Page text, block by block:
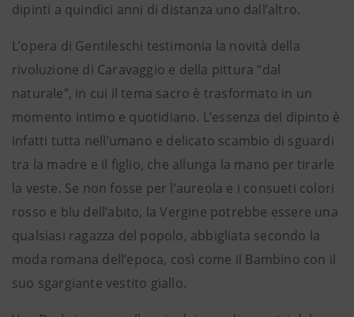
dipinti a quindici anni di distanza uno dall’altro.
L’opera di Gentileschi testimonia la novità della
rivoluzione di Caravaggio e della pittura “dal
naturale”, in cui il tema sacro è trasformato in un
momento intimo e quotidiano. L’essenza del dipinto è
infatti tutta nell’umano e delicato scambio di sguardi
tra la madre e il figlio, che allunga la mano per tirarle
la veste. Se non fosse per l’aureola e i consueti colori
rosso e blu dell’abito, la Vergine potrebbe essere una
qualsiasi ragazza del popolo, abbigliata secondo la
moda romana dell’epoca, così come il Bambino con il
suo sgargiante vestito giallo.